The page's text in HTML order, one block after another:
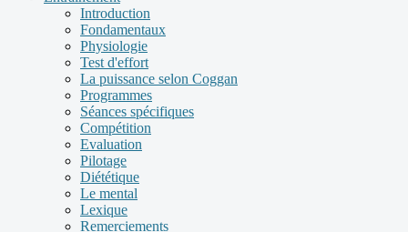
Introduction
Fondamentaux
Physiologie
Test d'effort
La puissance selon Coggan
Programmes
Séances spécifiques
Compétition
Evaluation
Pilotage
Diététique
Le mental
Lexique
Remerciements